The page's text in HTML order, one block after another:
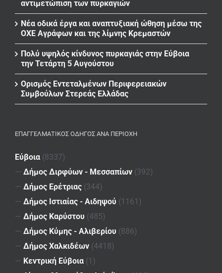
αντιμετώπιση των πυρκαγιών
Νέα οδικά έργα και αναπτυξιακή ώθηση μέσω της
ΟΧΕ Αγράφων και της λίμνης Κρεμαστών
Πολύ υψηλός κίνδυνος πυρκαγιάς στην Εύβοια
την Τετάρτη 5 Αυγούστου
Ορισμός Εντεταλμένων Περιφερειακών
Συμβούλων Στερεάς Ελλάδας
ΕΠΑΓΓΕΛΜΑΤΙΚΌΣ ΟΔΗΓΌΣ ΑΝΆ ΠΕΡΙΟΧΉ
Εύβοια (8337)
— Δήμος Διρφύων - Μεσσαπίων (392)
— Δήμος Ερέτριας (344)
— Δήμος Ιστιαίας - Αιδηψού (1161)
— Δήμος Καρύστου (485)
— Δήμος Κύμης - Αλιβερίου (886)
— Δήμος Χαλκιδέων (4418)
— Κεντρική Εύβοια (1)